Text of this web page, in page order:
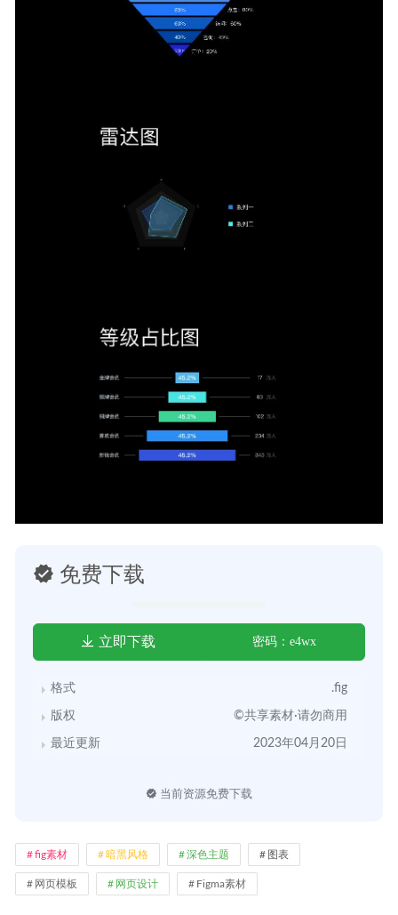
免费下载
立即下载 密码：e4wx
格式 .fig
版权 ©共享素材·请勿商用
最近更新 2023年04月20日
当前资源免费下载
fig素材 暗黑风格 深色主题 图表
网页模板 网页设计 Figma素材